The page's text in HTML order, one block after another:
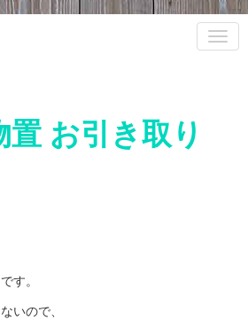
お引き取り
す。
いので、